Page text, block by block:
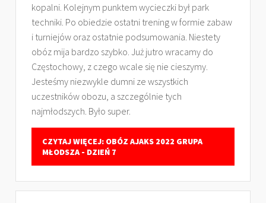
kopalni. Kolejnym punktem wycieczki był park
techniki. Po obiedzie ostatni trening w formie zabaw
i turniejów oraz ostatnie podsumowania. Niestety
obóz mija bardzo szybko. Już jutro wracamy do
Częstochowy, z czego wcale się nie cieszymy.
Jesteśmy niezwykle dumni ze wszystkich
uczestników obozu, a szczególnie tych
najmłodszych. Było super.
CZYTAJ WIĘCEJ: OBÓZ AJAKS 2022 GRUPA
MŁODSZA - DZIEŃ 7